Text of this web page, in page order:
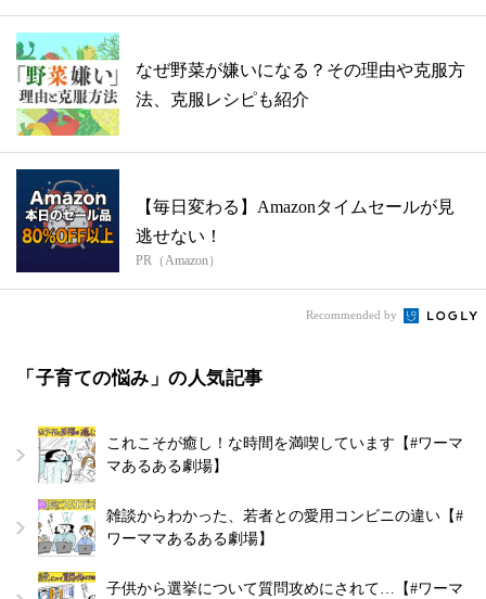
なぜ野菜が嫌いになる？その理由や克服方
法、克服レシピも紹介
【毎日変わる】Amazonタイムセールが見
逃せない！
PR（Amazon）
Recommended by
「子育ての悩み」の人気記事
これこそが癒し！な時間を満喫しています【#ワーマ
マあるある劇場】
雑談からわかった、若者との愛用コンビニの違い【#
ワーママあるある劇場】
子供から選挙について質問攻めにされて…【#ワーマ